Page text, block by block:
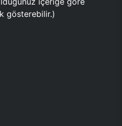
gösterebilir.)